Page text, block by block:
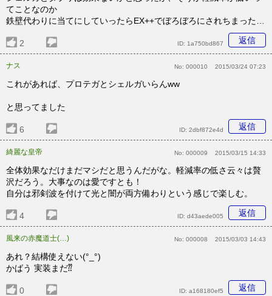
てことなのか
鉄壁代わりに当てにしていったらEX++でぼろぼろにされちまった…
2 返信
ID: 1a750bd867
ナス No: 000010 2015/03/24 07:23
これがあれば、プロテガとシェルガいらんww
と思ってました
6 返信
ID: 2dbf872e4d
綺麗な皇帝 No: 000009 2015/03/15 14:33
全体効果なだけまだマシだと思うんだがな。軽減率の低さ云々は贅
沢だろう。大事なのは愛ですとも！
自分は邪剣波を付けて光と闇が両方備わりという感じで楽しむ。
4 返信
ID: d43aede005
風来の赤魔道士(…) No: 000008 2015/03/03 14:43
あれ？結構使えない(°_°)
かばう 実装まだ⁇
0 返信
ID: a168180ef5